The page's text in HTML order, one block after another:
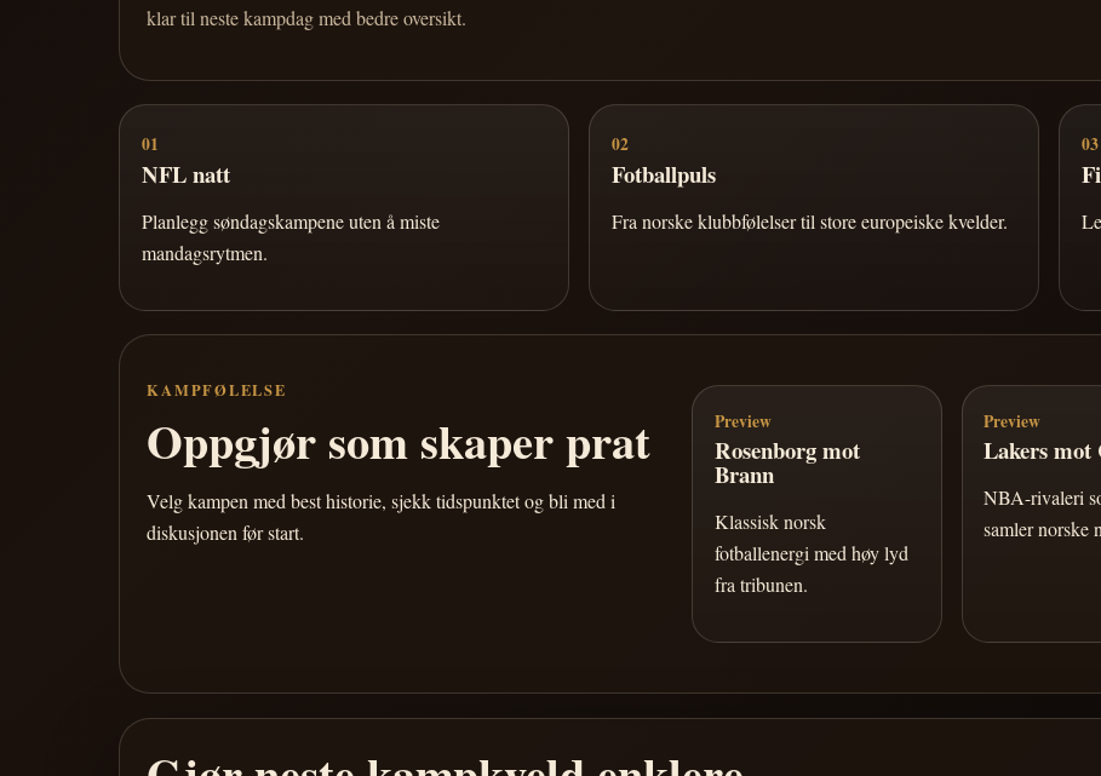
klar til neste kampdag med bedre oversikt.
01
NFL natt
Planlegg søndagskampene uten å miste
mandagsrytmen.
02
Fotballpuls
Fra norske klubbfølelser til store europeiske kvelder.
03
KAMPFØLELSE
Oppgjør som skaper prat
Velg kampen med best historie, sjekk tidspunktet og bli med i
diskusjonen før start.
Preview
Rosenborg mot
Brann
Klassisk norsk
fotballenergi med høy lyd
fra tribunen.
Preview
Lakers mot
NBA-rivaleri
samler norske